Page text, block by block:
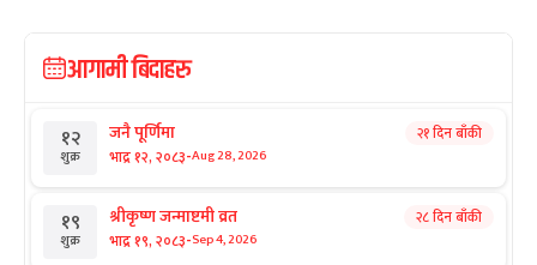
आगामी बिदाहरु
१२
शुक्र
जनै पूर्णिमा
भाद्र १२, २०८३-Aug 28, 2026
२१ दिन बाँकी
१९
शुक्र
श्रीकृष्ण जन्माष्टमी व्रत
भाद्र १९, २०८३-Sep 4, 2026
२८ दिन बाँकी